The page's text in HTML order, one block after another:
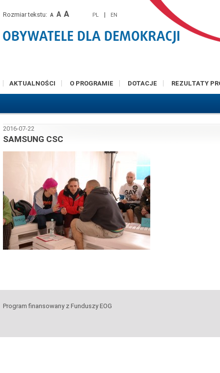
Rozmiar tekstu: A A A PL | EN
AKTUALNOŚCI O PROGRAMIE DOTACJE REZULTATY
2016-07-22
SAMSUNG CSC
Program finansowany z Funduszy EOG